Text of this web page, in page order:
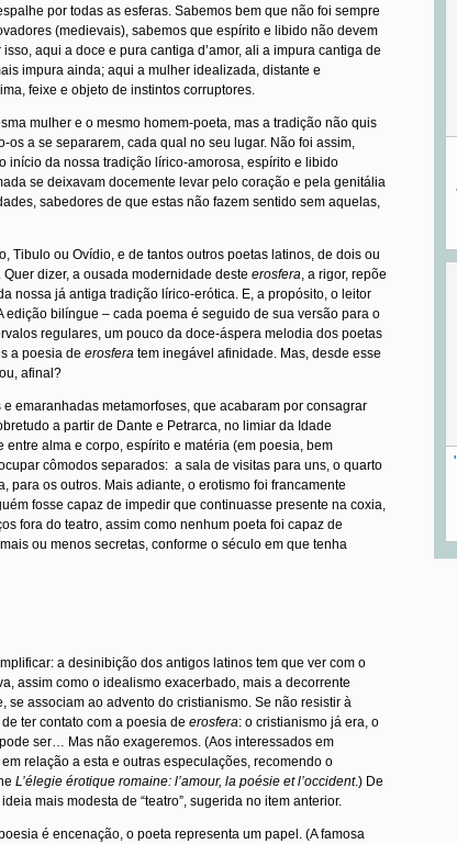
por todas as esferas. Sabemos bem que não foi sempre
(medievais), sabemos que espírito e libido não devem
aqui a doce e pura cantiga d’amor, ali a impura cantiga de
impura ainda; aqui a mulher idealizada, distante e
feixe e objeto de instintos corruptores.
mulher e o mesmo homem-poeta, mas a tradição não quis
os a se separarem, cada qual no seu lugar. Não foi assim,
início da nossa tradição lírico-amorosa, espírito e libido
se deixavam docemente levar pelo coração e pela genitália
sabedores de que estas não fazem sentido sem aquelas,
Tibulo ou Ovídio, e de tantos outros poetas latinos, de dois ou
dizer, a ousada modernidade deste erosfera, a rigor, repõe
nossa já antiga tradição lírico-erótica. E, a propósito, o leitor
edição bilíngue – cada poema é seguido de sua versão para o
regulares, um pouco da doce-áspera melodia dos poetas
a poesia de erosfera tem inegável afinidade. Mas, desde esse
afinal?
e emaranhadas metamorfoses, que acabaram por consagrar
a partir de Dante e Petrarca, no limiar da Idade
entre alma e corpo, espírito e matéria (em poesia, bem
cômodos separados: a sala de visitas para uns, o quarto
para os outros. Mais adiante, o erotismo foi francamente
fosse capaz de impedir que continuasse presente na coxia,
fora do teatro, assim como nenhum poeta foi capaz de
ou menos secretas, conforme o século em que tenha
a desinibição dos antigos latinos tem que ver com o
assim como o idealismo exacerbado, mais a decorrente
se associam ao advento do cristianismo. Se não resistir à
ter contato com a poesia de erosfera: o cristianismo já era, o
ser… Mas não exageremos. (Aos interessados em
relação a esta e outras especulações, recomendo o
L’élegie érotique romaine: l’amour, la poésie et l’occident.) De
mais modesta de “teatro”, sugerida no item anterior.
é encenação, o poeta representa um papel. (A famosa